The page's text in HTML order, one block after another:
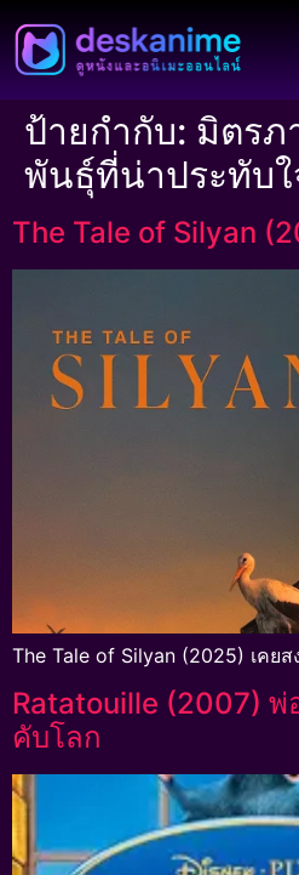
ป้ายกำกับ: มิตรภ
พันธุ์ที่น่าประทับใ
The Tale of Silyan
The Tale of Silyan (2025) เคยส
Ratatouille (2007) พ่
คับโลก